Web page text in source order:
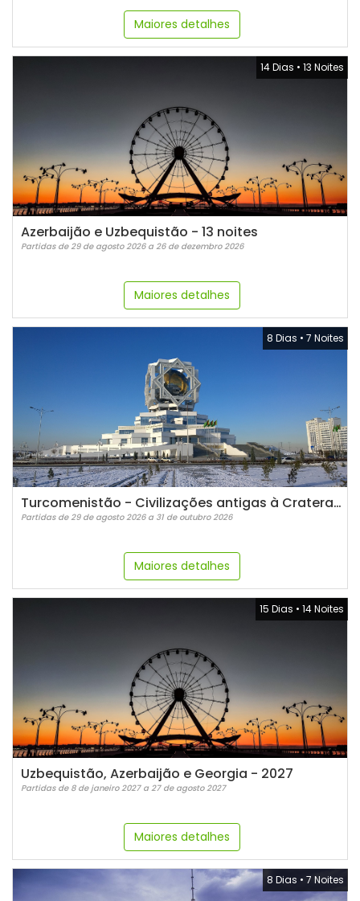
Maiores detalhes
14 Dias • 13 Noites
Azerbaijão e Uzbequistão - 13 noites
Partidas de 29 de agosto 2026 a 26 de dezembro 2026
Maiores detalhes
8 Dias • 7 Noites
Turcomenistão - Civilizações antigas à Cratera de Darwaza
Partidas de 29 de agosto 2026 a 31 de outubro 2026
Maiores detalhes
15 Dias • 14 Noites
Uzbequistão, Azerbaijão e Georgia - 2027
Partidas de 8 de janeiro 2027 a 27 de agosto 2027
Maiores detalhes
8 Dias • 7 Noites